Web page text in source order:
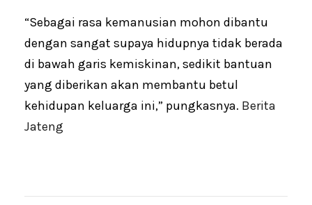
“Sebagai rasa kemanusian mohon dibantu
dengan sangat supaya hidupnya tidak berada
di bawah garis kemiskinan, sedikit bantuan
yang diberikan akan membantu betul
kehidupan keluarga ini,” pungkasnya. Berita
Jateng